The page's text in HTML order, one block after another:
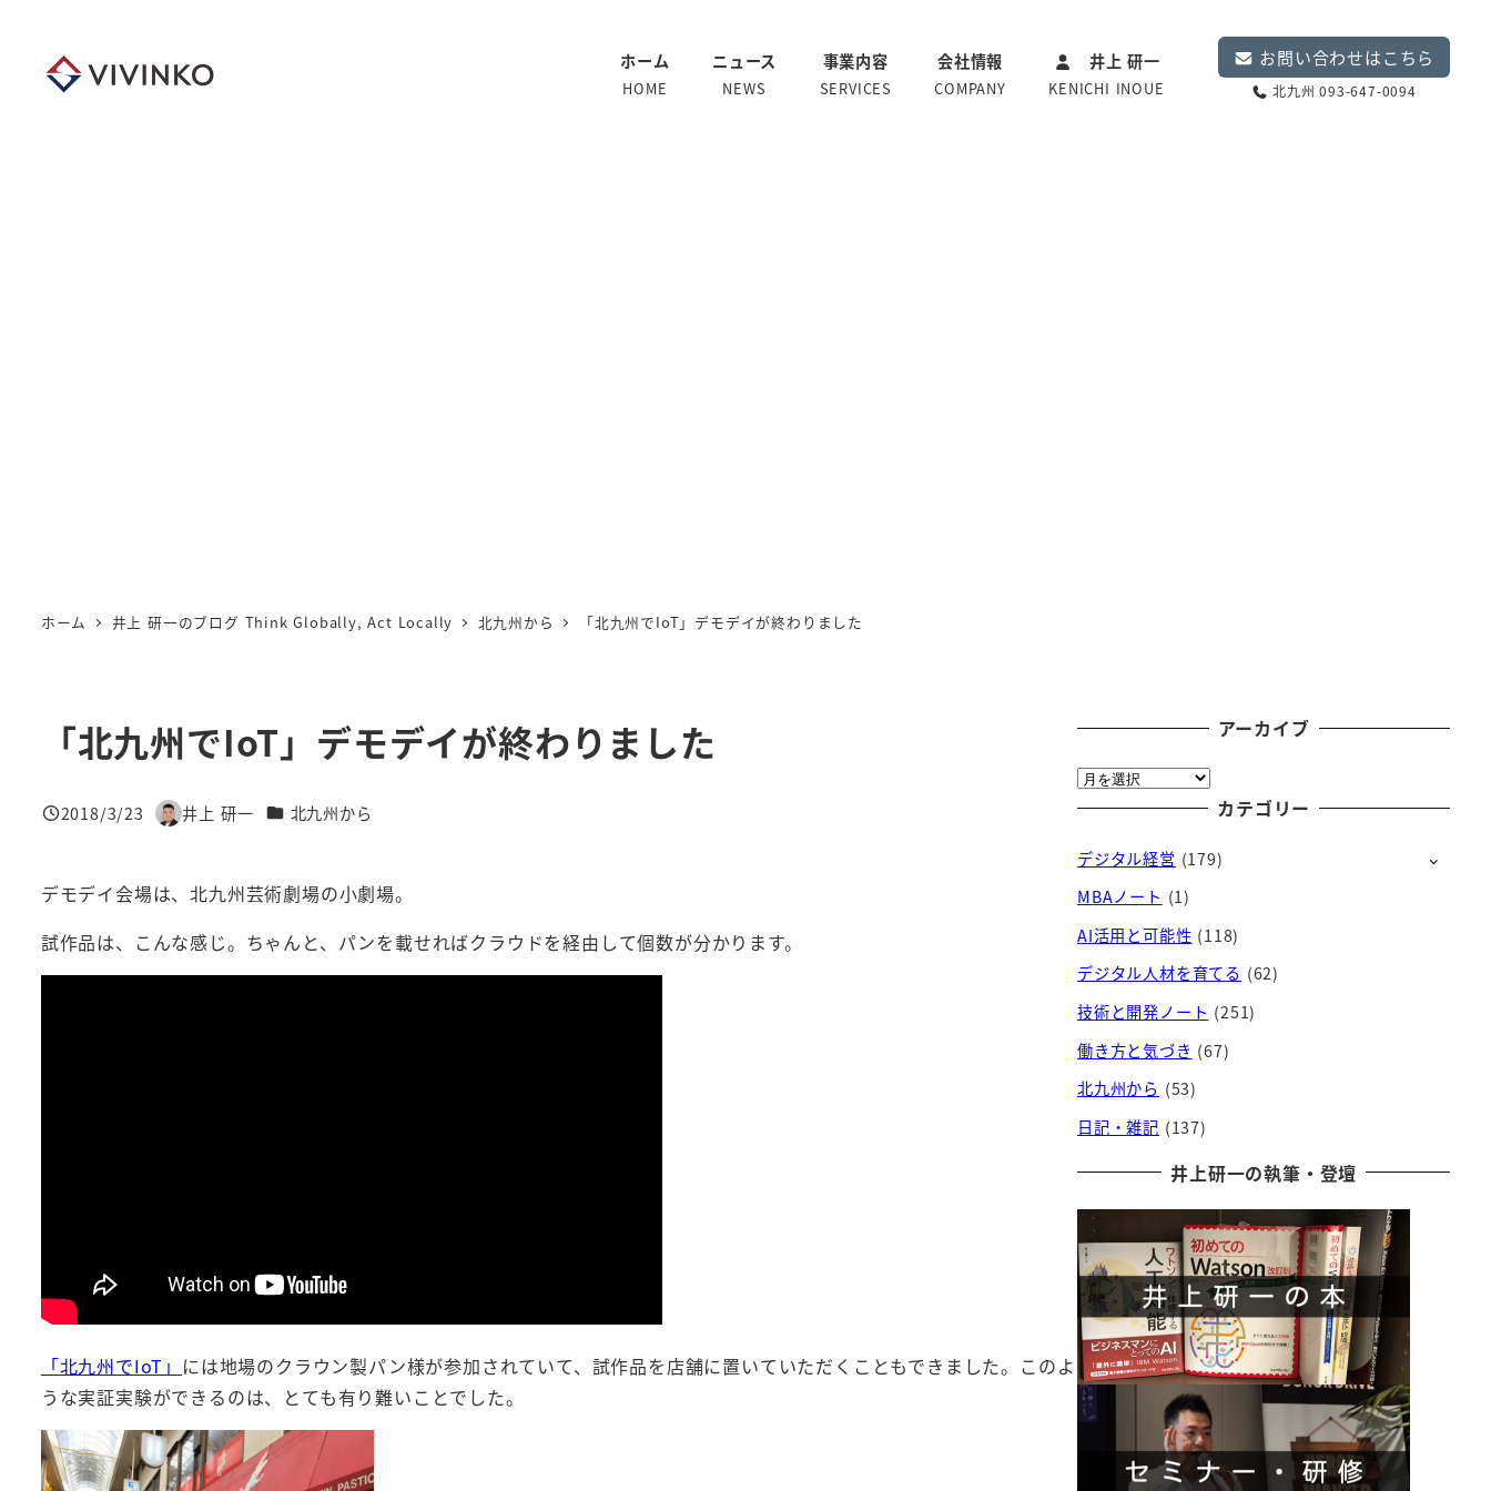
ホーム
HOME
ニュース
NEWS
事業内容
SERVICES
会社情報
COMPANY
井上 研一
KENICHI INOUE
お問い合わせはこちら
北九州 093-647-0094
ホーム 井上 研一のブログ Think Globally, Act Locally 北九州から 「北九州でIoT」デモデイが終わりました
「北九州でIoT」デモデイが終わりました
投稿日
2018/3/23
著
井上 研一 カテゴリー
北九州から
デモデイ会場は、北九州芸術劇場の小劇場。
試作品は、こんな感じ。ちゃんと、パンを載せればクラウドを経由して個数が分かります。
「北九州でIoT」 には地場のクラウン製パン様が参加されていて、試作品を店舗に置いていただくこともできました。このよ
うな実証実験ができるのは、とても有り難いことでした。
アーカイブ
ア
ー
イ
ブ
カテゴリー
デジタル経営 (179)
MBAノート (1)
AI活用と可能性 (118)
デジタル人材を育てる (62)
技術と開発ノート (251)
働き方と気づき (67)
北九州から (53)
日記・雑記 (137)
井上研一の執筆・登壇